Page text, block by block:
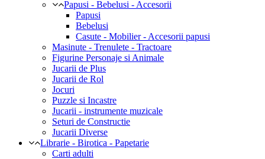
Papusi - Bebelusi - Accesorii
Papusi
Bebelusi
Casute - Mobilier - Accesorii papusi
Masinute - Trenulete - Tractoare
Figurine Personaje si Animale
Jucarii de Plus
Jucarii de Rol
Jocuri
Puzzle si Incastre
Jucarii - instrumente muzicale
Seturi de Constructie
Jucarii Diverse
Librarie - Birotica - Papetarie
Carti adulti